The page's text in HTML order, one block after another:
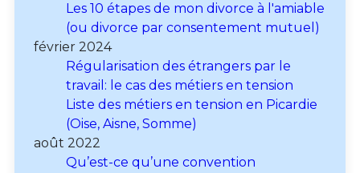
Les 10 étapes de mon divorce à l'amiable
(ou divorce par consentement mutuel)
février 2024
Régularisation des étrangers par le
travail: le cas des métiers en tension
Liste des métiers en tension en Picardie
(Oise, Aisne, Somme)
août 2022
Qu’est-ce qu’une convention